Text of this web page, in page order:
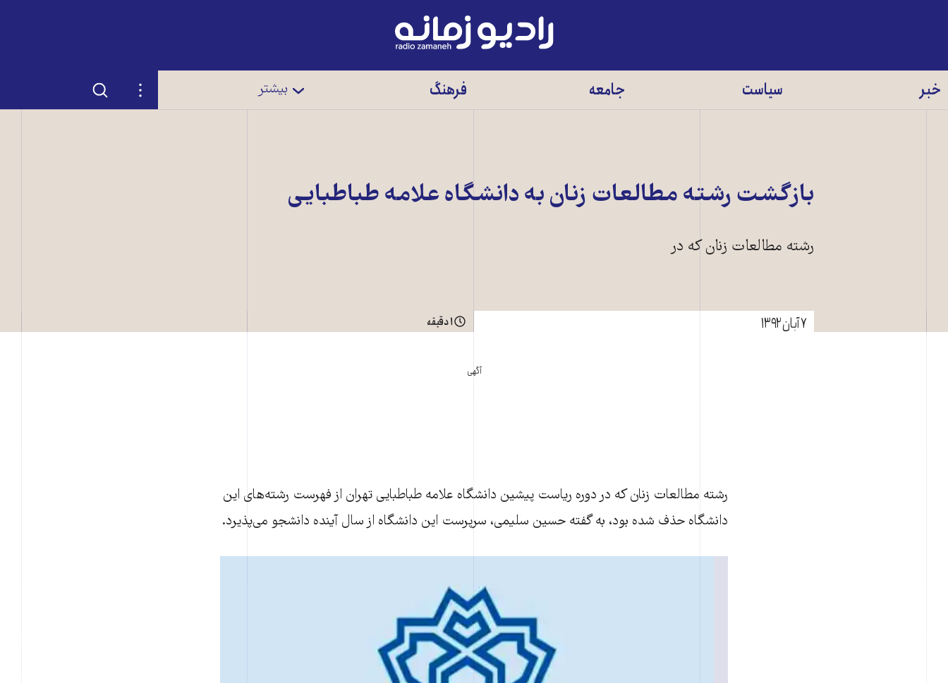
رادیو
زمانه
خبر سیاست جامعه فرهنگ بیشتر تنظیمات جستجو
بازگشت رشته مطالعات زنان به دانشگاه علامه طباطبايی
رشته مطالعات زنان که در
۷ آبان ۱۳۹۲ ۱ دقیقه
آگهی
رشته مطالعات زنان که در دوره رياست پيشين دانشگاه علامه طباطبايی تهران از فهرست رشته‌های اين
دانشگاه حذف شده بود، به گفته حسين سليمی، سرپرست اين دانشگاه از سال آينده دانشجو می‌پذیرد.